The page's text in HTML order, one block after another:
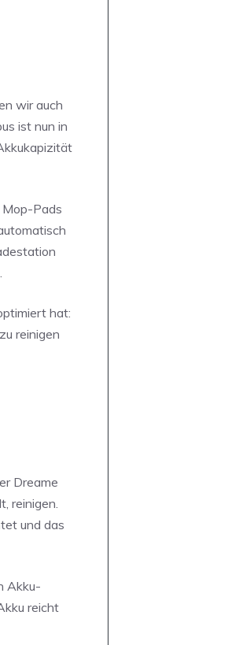
wir auch
ist nun in
Pads
hat:
reinigen
Dreame
reinigen.
und das
Akku-
reicht